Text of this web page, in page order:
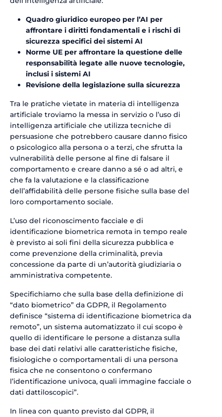
Quadro giuridico europeo per l’AI per
affrontare i diritti fondamentali e i rischi di
sicurezza specifici dei sistemi AI
Norme UE per affrontare la questione delle
responsabilità legate alle nuove tecnologie,
inclusi i sistemi AI
Revisione della legislazione sulla sicurezza
Tra le pratiche vietate in materia di intelligenza
artificiale troviamo la messa in servizio o l’uso di
intelligenza artificiale che utilizza tecniche di
persuasione che potrebbero causare danno fisico
o psicologico alla persona o a terzi, che sfrutta la
vulnerabilità delle persone al fine di falsare il
comportamento e creare danno a sé o ad altri, e
che fa la valutazione e la classificazione
dell’affidabilità delle persone fisiche sulla base del
loro comportamento sociale.
L’uso del riconoscimento facciale e di
identificazione biometrica remota in tempo reale
è previsto ai soli fini della sicurezza pubblica e
come prevenzione della criminalità, previa
concessione da parte di un’autorità giudiziaria o
amministrativa competente.
Specifichiamo che sulla base della definizione di
“dato biometrico” da GDPR, il Regolamento
definisce “sistema di identificazione biometrica da
remoto”, un sistema automatizzato il cui scopo è
quello di identificare le persone a distanza sulla
base dei dati relativi alle caratteristiche fisiche,
fisiologiche o comportamentali di una persona
fisica che ne consentono o confermano
l’identificazione univoca, quali immagine facciale o
dati dattiloscopici”.
In linea con quanto previsto dal GDPR, il